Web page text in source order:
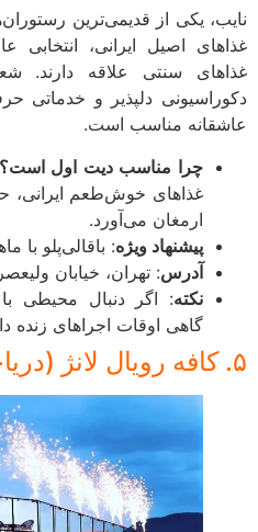
یکی از قدیمی‌ترین
اصیل ایرانی، انتخابی
سنتی علاقه دارند. شعبه
دلپذیر و خدماتی
مناسب است.
چرا مناسب دیت اول است؟
غذاهای خوش‌طعم ایرانی، حس
ارمغان می‌آورد.
پیشنهاد ویژه : باقالی‌پلو با
آدرس: تهران، خیابان ولیعصر،
نکته : اگر دنبال محیطی با
گاهی اوقات اجراهای زنده دارد.